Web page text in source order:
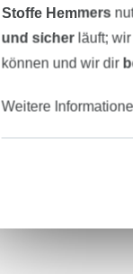
Stoffe Hemmers
und sicherläuft; wir
können und wir dir
Weitere